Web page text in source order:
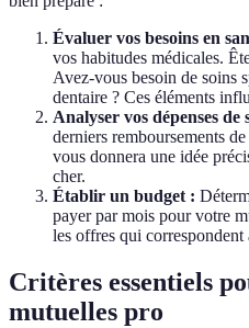
Évaluer vos besoins en
vos habitudes médicales.
Avez-vous besoin de soins
dentaire ? Ces éléments
Analyser vos dépenses de
derniers remboursements
vous donnera une idée
cher.
Établir un budget :
payer par mois pour votre
les offres qui
Critères essentiels
mutuelles pro